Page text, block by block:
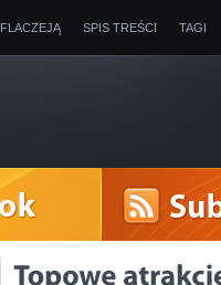
FLACZEJĄ SPIS TREŚCI TAGI